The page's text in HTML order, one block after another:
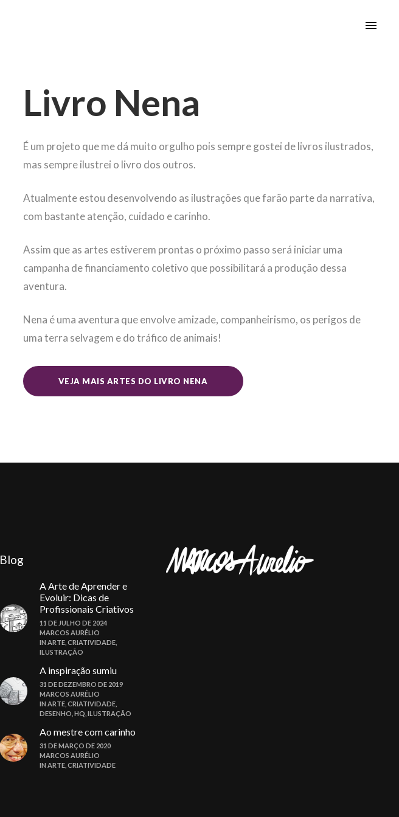
Livro Nena
É um projeto que me dá muito orgulho pois sempre gostei de livros ilustrados,
mas sempre ilustrei o livro dos outros.
Atualmente estou desenvolvendo as ilustrações que farão parte da narrativa,
com bastante atenção, cuidado e carinho.
Assim que as artes estiverem prontas o próximo passo será iniciar uma
campanha de financiamento coletivo que possibilitará a produção dessa
aventura.
Nena é uma aventura que envolve amizade, companheirismo, os perigos de
uma terra selvagem e do tráfico de animais!
VEJA MAIS ARTES DO LIVRO NENA
Blog
A Arte de Aprender e
Evoluir: Dicas de
Profissionais Criativos
11 DE JULHO DE 2024
MARCOS AURÉLIO
IN ARTE CRIATIVIDADE
ILUSTRAÇÃO
A inspiração sumiu
31 DE DEZEMBRO DE 2019
MARCOS AURÉLIO
IN ARTE CRIATIVIDADE
DESENHO HQ ILUSTRAÇÃO
Ao mestre com carinho
31 DE MARÇO DE 2020
MARCOS AURÉLIO
IN ARTE CRIATIVIDADE